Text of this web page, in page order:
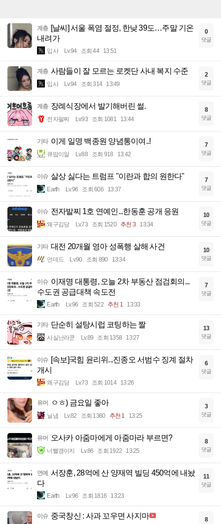
계층 [날씨] 서울 폭염 절정, 한낮 39도…주말 기온
내려가
입사 Lv.94 조회 44 13:51
0
댓글
계층 사람들이 잘 모르는 로켓단 사내 복지 수준
입사 Lv.94 조회 314 13:49
2
댓글
계층 장례식장에서 발기해버린 썰.
전자팔찌 Lv.93 조회 1081 13:44
8
댓글
기타 이게 일명 백종원 양념통이여..!
큐땁이알 Lv.88 조회 918 13:42
7
댓글
이슈 살상 싫다는 트럼프 "이란과 합의 원한다"
Earth Lv.96 조회 606 13:37
7
댓글
이슈 전자발찌 1호 연예인...한동훈 공개 응원
왜구김당 Lv.73 조회 1520 추천 3 13:34
10
댓글
기타 대전 20개월 영아 성폭행 살해 사건
언데드 Lv.90 조회 890 13:34
10
댓글
이슈 이재명 대통령, 오늘 2차 부동산 점검회의...
수도권 공급대책 속도전
Earth Lv.96 조회 522 추천 1 13:33
7
댓글
기타 단순히 설탕시럽 코팅하는 짤
사실난라쿤 Lv.89 조회 1358 13:27
13
댓글
이슈 [속보]국힘 윤리위...진종오 서범수 징계 절차
개시
왜구김당 Lv.73 조회 1014 13:26
6
댓글
유머 ㅇㅎ) 금요일 좋아
닐냄 Lv.82 조회 1360 추천 1 13:25
3
댓글
유머 오사카 아줌마에게 아줌마라 부르면?
너빨갱이지 Lv.86 조회 1922 13:25
8
댓글
연예
서장훈, 28억에 산 양재역 빌딩 450억에 내놨
다
Earth Lv.96 조회 1816 13:23
11
댓글
이슈 중국창신 : 사과 꼬우면 사지마 8